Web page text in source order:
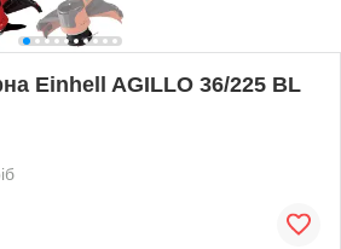
Einhell AGILLO 36/225 BL